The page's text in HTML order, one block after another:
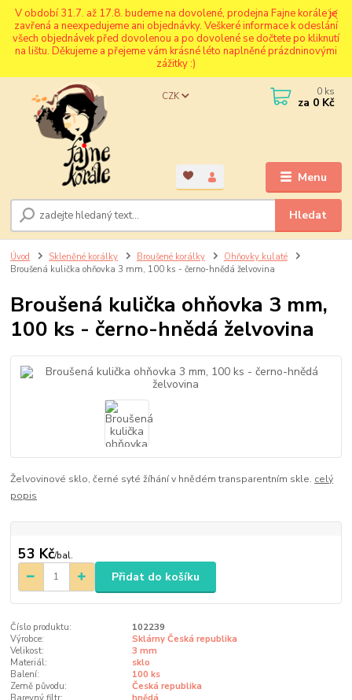
V období 31.7. až 17.8. budeme na dovolené, prodejna Fajne korále je
zavřená a neexpedujeme ani objednávky. Veškeré informace k odeslání
všech objednávek před dovolenou a po dovolené se dočtete po kliknutí
na lištu. Děkujeme a přejeme vám krásné léto naplněné prázdninovými
zážitky :)
Menu
CZK
Hledat
0 ks
za 0 Kč
Úvod Skleněné korálky Broušené korálky
Ohňovky kulaté
Broušená kulička ohňovka 3 mm, 100 ks - černo-hnědá želvovina
Broušená kulička ohňovka 3 mm,
100 ks - černo-hnědá želvovina
Želvovinové sklo, černé syté žíhání v hnědém transparentním skle. celý
popis
53 Kč/bal.
Přidat do košíku
Číslo produktu:
102239
Výrobce:
Sklárny Česká republika
Velikost:
3 mm
Materiál:
sklo
Balení:
100 ks
Země původu:
Česká republika